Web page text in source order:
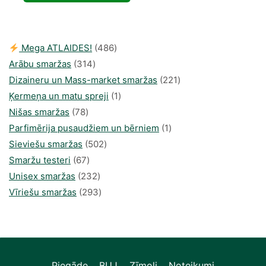
Mega ATLAIDES! 486486
Arābu smaržas 314314
produkti
Dizaineru un Mass-market smaržas 221221
Ķermeņa un matu spreji 11
Nišas smaržas 7878
produkts
Parfimērija pusaudžiem un bērniem 11
Sieviešu smaržas 502502
Smaržu testeri 6767
produkts
Unisex smaržas 232232
produkts
Vīriešu smaržas 293293